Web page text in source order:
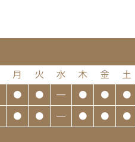
月 火 水 木 金 土
● ● — ● ● ●
● ● — ● ● ●